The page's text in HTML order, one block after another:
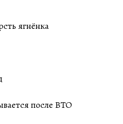
ягнёнка
после ВТО